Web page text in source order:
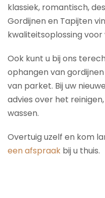
klassiek, romantisch,
Gordijnen en Tapijten
kwaliteitsoplossing
Ook kunt u bij ons
ophangen van
van parket. Bij uw
advies over het
wassen.
Overtuig uzelf en kom
een afspraak bij u thuis.